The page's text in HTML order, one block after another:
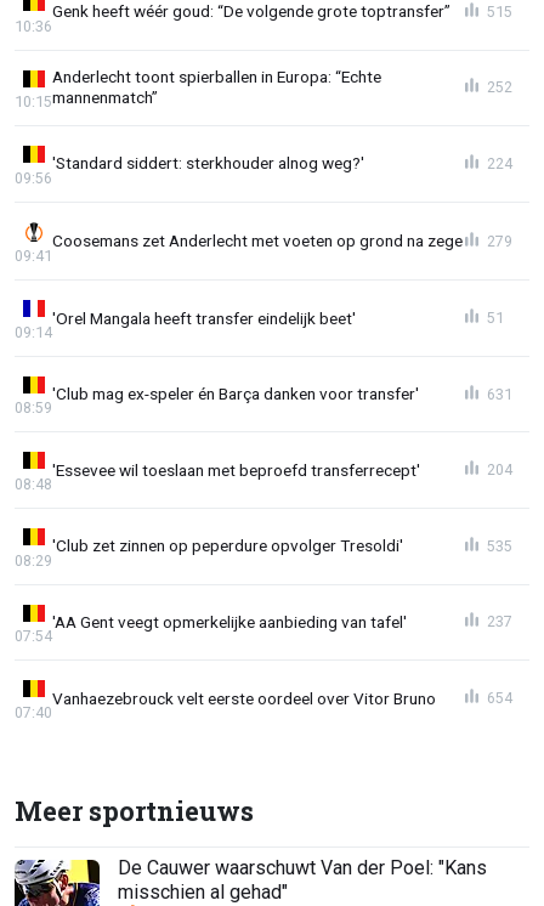
Genk heeft wéér goud: “De volgende grote toptransfer”
10:36
515
Anderlecht toont spierballen in Europa: “Echte
mannenmatch”
10:15
252
'Standard siddert: sterkhouder alnog weg?'
09:56
224
Coosemans zet Anderlecht met voeten op grond na zege
09:41
279
'Orel Mangala heeft transfer eindelijk beet'
09:14
51
'Club mag ex-speler én Barça danken voor transfer'
08:59
631
'Essevee wil toeslaan met beproefd transferrecept'
08:48
204
'Club zet zinnen op peperdure opvolger Tresoldi'
08:29
535
'AA Gent veegt opmerkelijke aanbieding van tafel'
07:54
237
Vanhaezebrouck velt eerste oordeel over Vitor Bruno
07:40
654
Meer sportnieuws
De Cauwer waarschuwt Van der Poel: "Kans
misschien al gehad"